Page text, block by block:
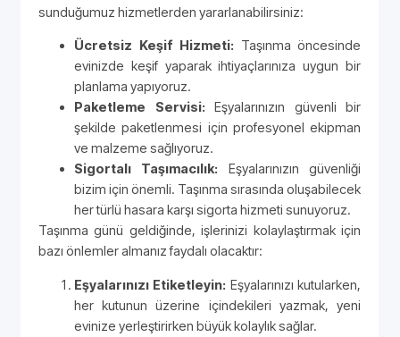
sunduğumuz hizmetlerden yararlanabilirsiniz:
Ücretsiz Keşif Hizmeti: Taşınma öncesinde
evinizde keşif yaparak ihtiyaçlarınıza uygun bir
planlama yapıyoruz.
Paketleme Servisi: Eşyalarınızın güvenli bir
şekilde paketlenmesi için profesyonel ekipman
ve malzeme sağlıyoruz.
Sigortalı Taşımacılık: Eşyalarınızın güvenliği
bizim için önemli. Taşınma sırasında oluşabilecek
her türlü hasara karşı sigorta hizmeti sunuyoruz.
Taşınma günü geldiğinde, işlerinizi kolaylaştırmak için
bazı önlemler almanız faydalı olacaktır:
Eşyalarınızı Etiketleyin: Eşyalarınızı kutularken,
her kutunun üzerine içindekileri yazmak, yeni
evinize yerleştirirken büyük kolaylık sağlar.